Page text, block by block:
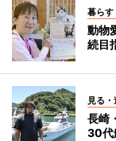
暮らす
動物
続目
見る
長崎
30代